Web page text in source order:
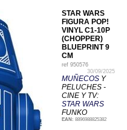
STAR WARS
FIGURA POP!
VINYL C1-10P
(CHOPPER)
BLUEPRINT 9
CM
ref 950576
30/09/2025
MUÑECOS Y
PELUCHES -
CINE Y TV:
STAR WARS
FUNKO
EAN: 8896988825382